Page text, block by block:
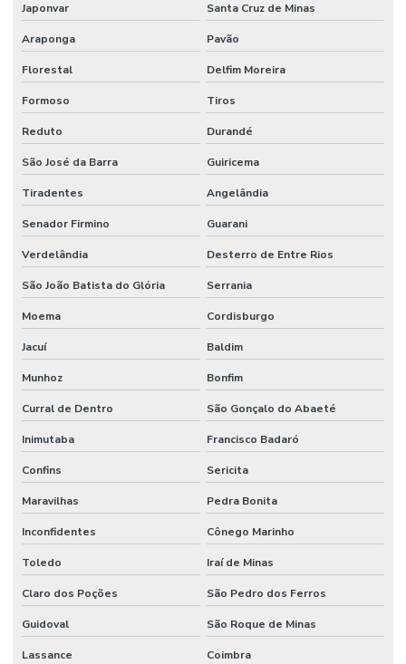
Japonvar Santa Cruz de Minas
Araponga Pavão
Florestal Delfim Moreira
Formoso Tiros
Reduto Durandé
São José da Barra Guiricema
Tiradentes Angelândia
Senador Firmino Guarani
Verdelândia Desterro de Entre Rios
São João Batista do Glória Serrania
Moema Cordisburgo
Jacuí Baldim
Munhoz Bonfim
Curral de Dentro São Gonçalo do Abaeté
Inimutaba Francisco Badaró
Confins Sericita
Maravilhas Pedra Bonita
Inconfidentes Cônego Marinho
Toledo Iraí de Minas
Claro dos Poções São Pedro dos Ferros
Guidoval São Roque de Minas
Lassance Coimbra